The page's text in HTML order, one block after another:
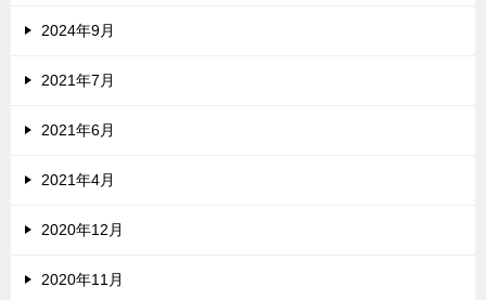
2024年9月
2021年7月
2021年6月
2021年4月
2020年12月
2020年11月